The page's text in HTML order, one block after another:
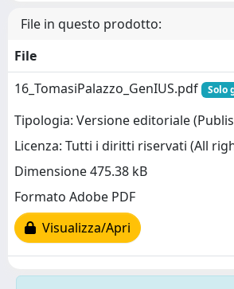
File in questo prodotto:
File
16_TomasiPalazzo_GenIUS.pdf
Solo
Tipologia: Versione editoriale
Licenza: Tutti i diritti riservati (All
Dimensione 475.38 kB
Formato Adobe PDF
Visualizza/Apri